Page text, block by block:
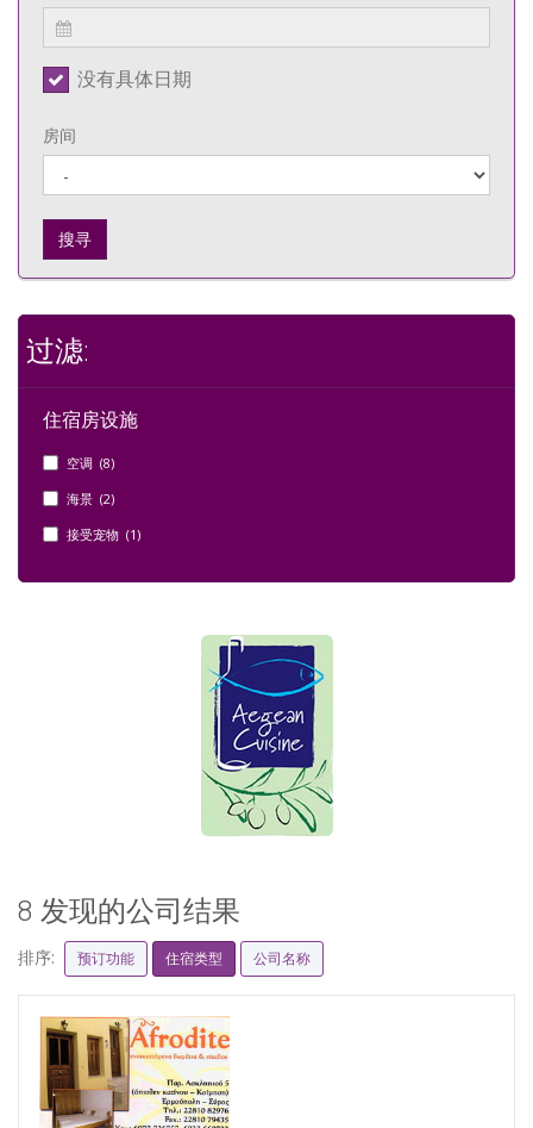
没有具体日期
房间
搜寻
过滤:
住宿房设施
空调 (8)
海景 (2)
接受宠物 (1)
8 发现的公司结果
排序: 预订功能 住宿类型 公司名称